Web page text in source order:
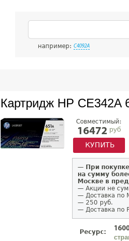
например: C4092A
Картридж HP CE342A
Совместимый:
16472 руб
КУПИТЬ
— При
на сумму
Москве в
— Акции не
— Доставка по
— 250 руб.
— Доставка по
Ресурс: